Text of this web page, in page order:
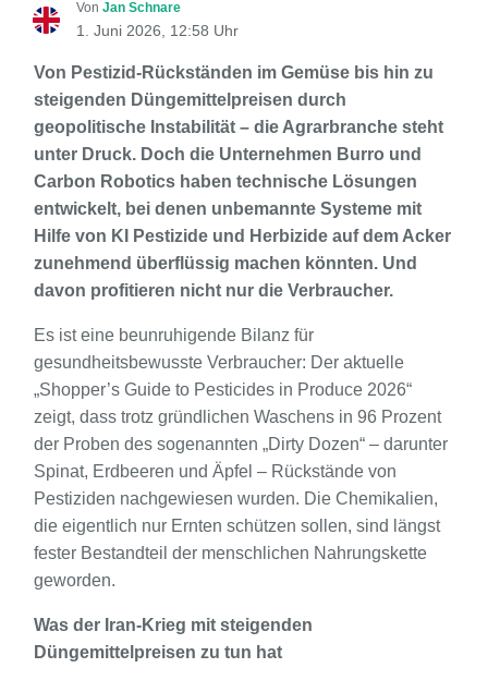
Von Jan Schnare
1. Juni 2026, 12:58 Uhr
Von Pestizid-Rückständen im Gemüse bis hin zu
steigenden Düngemittelpreisen durch
geopolitische Instabilität – die Agrarbranche steht
unter Druck. Doch die Unternehmen Burro und
Carbon Robotics haben technische Lösungen
entwickelt, bei denen unbemannte Systeme mit
Hilfe von KI Pestizide und Herbizide auf dem Acker
zunehmend überflüssig machen könnten. Und
davon profitieren nicht nur die Verbraucher.
Es ist eine beunruhigende Bilanz für
gesundheitsbewusste Verbraucher: Der aktuelle
„Shopper’s Guide to Pesticides in Produce 2026“
zeigt, dass trotz gründlichen Waschens in 96 Prozent
der Proben des sogenannten „Dirty Dozen“ – darunter
Spinat, Erdbeeren und Äpfel – Rückstände von
Pestiziden nachgewiesen wurden. Die Chemikalien,
die eigentlich nur Ernten schützen sollen, sind längst
fester Bestandteil der menschlichen Nahrungskette
geworden.
Was der Iran-Krieg mit steigenden
Düngemittelpreisen zu tun hat